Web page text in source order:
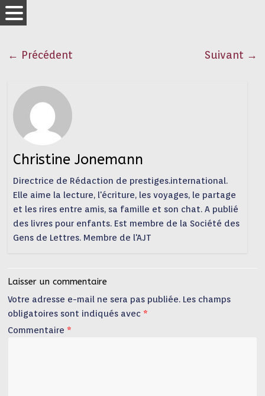
← Précédent Suivant →
Christine Jonemann
Directrice de Rédaction de prestiges.international.
Elle aime la lecture, l'écriture, les voyages, le partage
et les rires entre amis, sa famille et son chat. A publié
des livres pour enfants. Est membre de la Société des
Gens de Lettres. Membre de l'AJT
Laisser un commentaire
Votre adresse e-mail ne sera pas publiée. Les champs
obligatoires sont indiqués avec *
Commentaire *